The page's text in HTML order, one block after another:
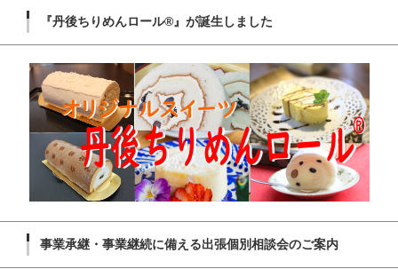
『丹後ちりめんロール®』が誕生しました
事業承継・事業継続に備える出張個別相談会のご案内